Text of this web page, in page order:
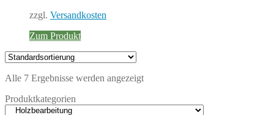
zzgl. Versandkosten
Zum Produkt
Alle 7 Ergebnisse werden angezeigt
Produktkategorien